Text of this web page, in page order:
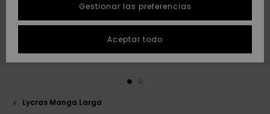
Inicia una
conversación
más rápida a
Lycras Manga Larga
Gestionar las preferencias
Aceptar todo